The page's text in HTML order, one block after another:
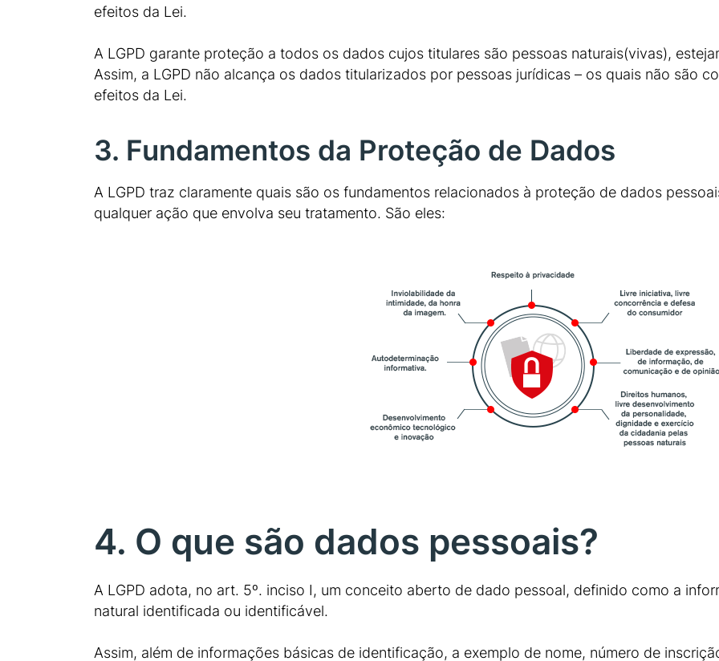
efeitos da Lei.
A LGPD garante proteção a todos os dados cujos titulares são pessoas naturais(vivas),
Assim, a LGPD não alcança os dados titularizados por pessoas jurídicas – os quais não são
efeitos da Lei.
3. Fundamentos da Proteção de Dados
A LGPD traz claramente quais são os fundamentos relacionados à proteção de dados
qualquer ação que envolva seu tratamento. São eles:
4. O que são dados pessoais?
A LGPD adota, no art. 5º. inciso I, um conceito aberto de dado pessoal, definido como a
natural identificada ou identificável.
Assim, além de informações básicas de identificação, a exemplo de nome, número de